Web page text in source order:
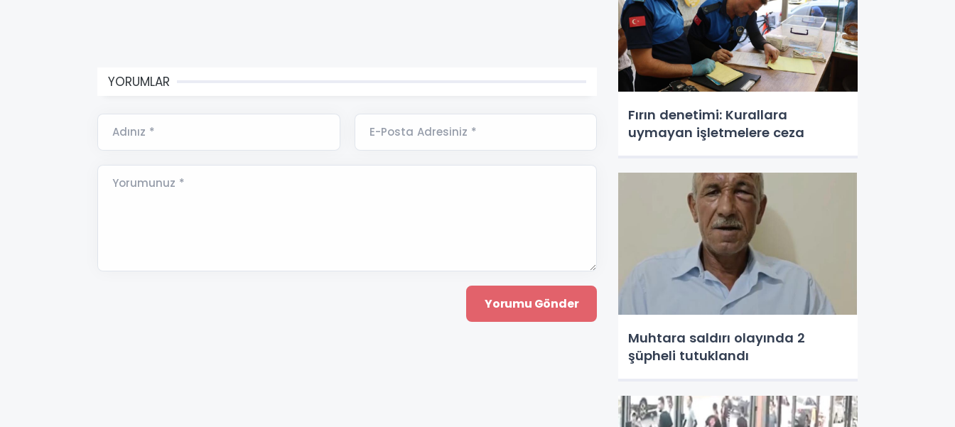
YORUMLAR
Adınız * E-Posta Adresiniz *
Yorumunuz *
Fırın denetimi: Kurallara
uymayan işletmelere ceza
Muhtara saldırı olayında 2
şüpheli tutuklandı